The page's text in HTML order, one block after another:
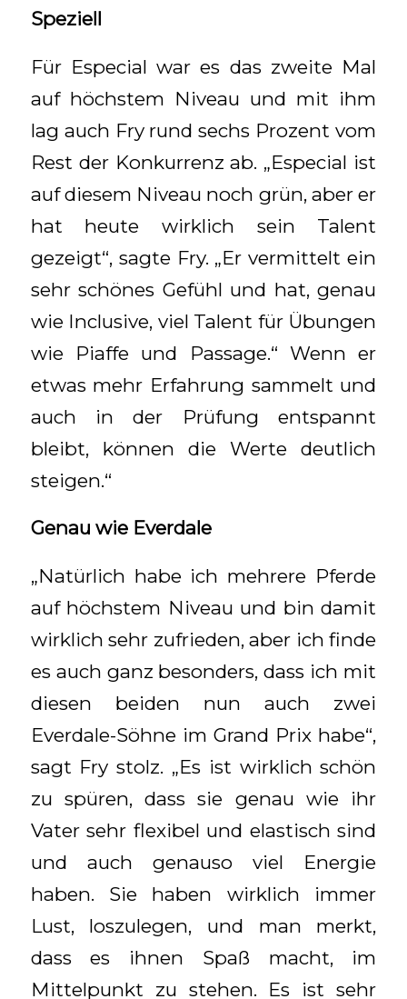
Speziell
Für Especial war es das zweite Mal
auf höchstem Niveau und mit ihm
lag auch Fry rund sechs Prozent vom
Rest der Konkurrenz ab. „Especial ist
auf diesem Niveau noch grün, aber er
hat heute wirklich sein Talent
gezeigt“, sagte Fry. „Er vermittelt ein
sehr schönes Gefühl und hat, genau
wie Inclusive, viel Talent für Übungen
wie Piaffe und Passage.“ Wenn er
etwas mehr Erfahrung sammelt und
auch in der Prüfung entspannt
bleibt, können die Werte deutlich
steigen.“
Genau wie Everdale
„Natürlich habe ich mehrere Pferde
auf höchstem Niveau und bin damit
wirklich sehr zufrieden, aber ich finde
es auch ganz besonders, dass ich mit
diesen beiden nun auch zwei
Everdale-Söhne im Grand Prix habe“,
sagt Fry stolz. „Es ist wirklich schön
zu spüren, dass sie genau wie ihr
Vater sehr flexibel und elastisch sind
und auch genauso viel Energie
haben. Sie haben wirklich immer
Lust, loszulegen, und man merkt,
dass es ihnen Spaß macht, im
Mittelpunkt zu stehen. Es ist sehr